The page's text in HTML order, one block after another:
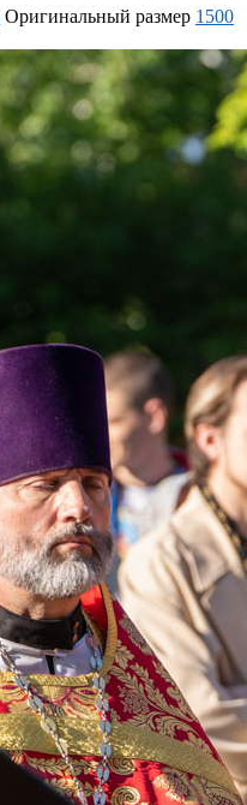
Оригинальный размер 1500